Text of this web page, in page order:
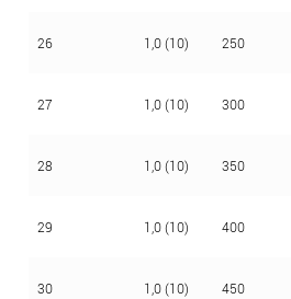
26 1,0 (10) 250
27 1,0 (10) 300
28 1,0 (10) 350
29 1,0 (10) 400
30 1,0 (10) 450